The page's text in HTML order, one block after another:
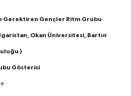
Gerektiren Gençler Ritm Grubu
Okan Üniversitesi, Bartın
)
Gösterisi